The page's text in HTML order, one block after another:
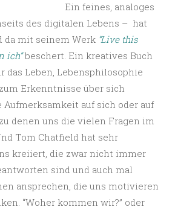
Ein feines, analoges
des digitalen Lebens – hat
da mit seinem Werk “Live this
ich” beschert. Ein kreatives Buch
das Leben, Lebensphilosophie
Erkenntnisse über sich
Aufmerksamkeit auf sich oder auf
denen uns die vielen Fragen im
Tom Chatfield hat sehr
kreiiert, die zwar nicht immer
sind und auch mal
ansprechen, die uns motivieren
“Woher kommen wir?” oder